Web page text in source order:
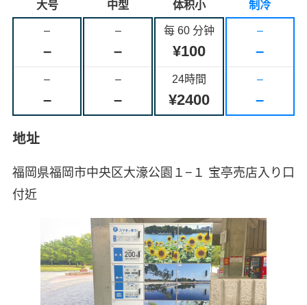
大号 中型 体积小 制冷
–
–
–
–
–
–
–
–
每 60 分钟
¥100
24時間
¥2400
–
–
–
–
地址
福岡県福岡市中央区大濠公園１−１ 宝亭売店入り口
付近